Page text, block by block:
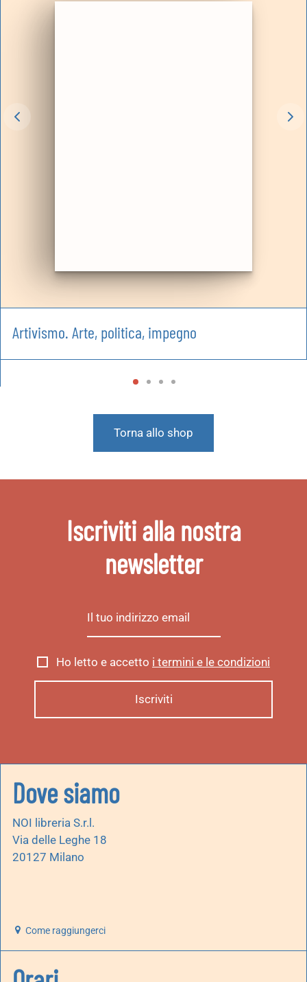
Artivismo. Arte, politica, impegno
Torna allo shop
Iscriviti alla nostra
newsletter
Ho letto e accetto i termini e le condizioni
Dove siamo
NOI libreria S.r.l.
Via delle Leghe 18
20127 Milano
Come raggiungerci